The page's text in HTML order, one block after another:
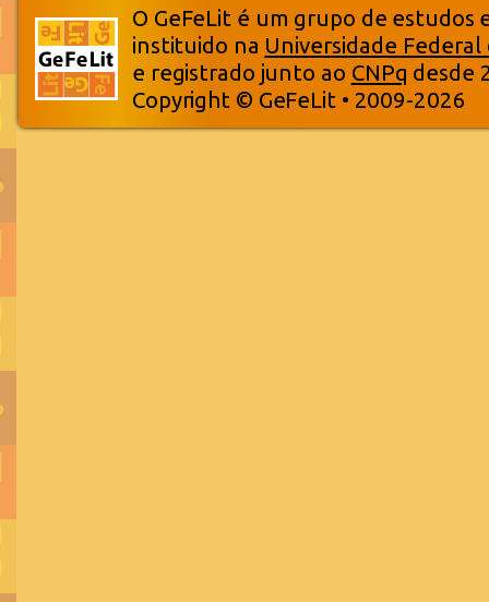
O GeFeLit é um grupo de estudos
instituido na Universidade Federal
e registrado junto ao CNPq desde
Copyright © GeFeLit • 2009-2026